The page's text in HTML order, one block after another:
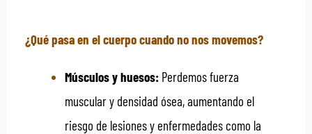
¿Qué pasa en el cuerpo cuando no nos movemos?
Músculos y huesos: Perdemos fuerza
muscular y densidad ósea, aumentando el
riesgo de lesiones y enfermedades como la